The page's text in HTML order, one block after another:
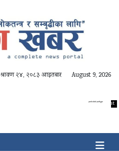
श्रावण २४, २०८३ आइतबार August 9, 2026